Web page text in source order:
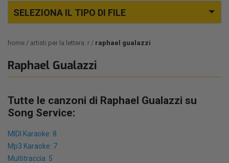
SELEZIONA IL TIPO DI FILE
home artisti per la lettera: r raphael gualazzi
Raphael Gualazzi
Tutte le canzoni di Raphael Gualazzi su
Song Service:
MIDI Karaoke: 8
Mp3 Karaoke: 7
Multitraccia: 5